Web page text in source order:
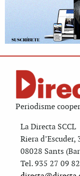
Periodisme
La Directa SCCL
Riera
08028 Sants
Tel. 935 27 09